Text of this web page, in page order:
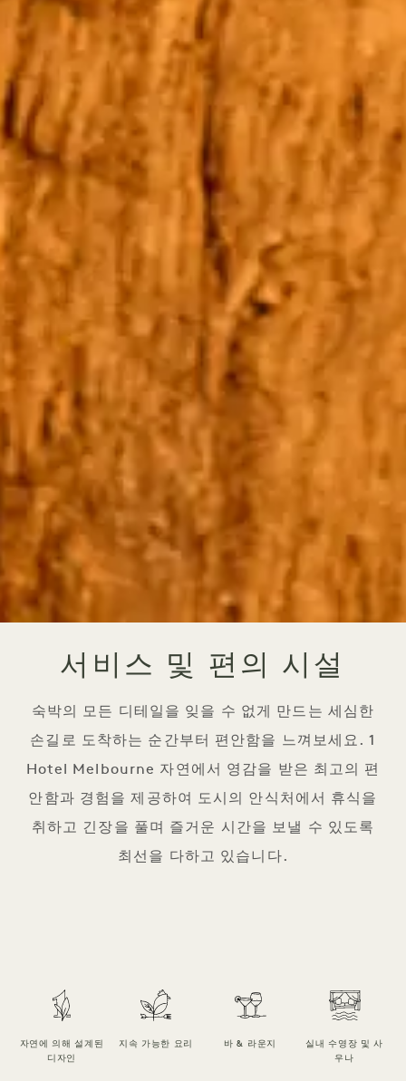
서비스 및 편의 시설
숙박의 모든 디테일을 잊을 수 없게 만드는 세심한
손길로 도착하는 순간부터 편안함을 느껴보세요. 1
Hotel Melbourne 자연에서 영감을 받은 최고의 편
안함과 경험을 제공하여 도시의 안식처에서 휴식을
취하고 긴장을 풀며 즐거운 시간을 보낼 수 있도록
최선을 다하고 있습니다.
자연에 의해 설계된
디자인
지속 가능한 요리 바 & 라운지
실내 수영장 및 사
우나